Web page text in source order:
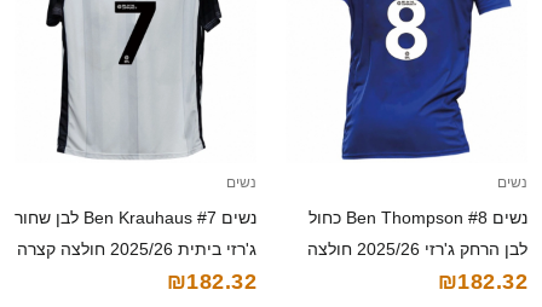
נשים
נשים Ben Thompson #8 כחול
לבן הרחק ג'רזי 2025/26 חולצה
קצרה
₪182.32
נשים
נשים Ben Krauhaus #7 לבן שחור
ג'רזי ביתית 2025/26 חולצה קצרה
₪182.32